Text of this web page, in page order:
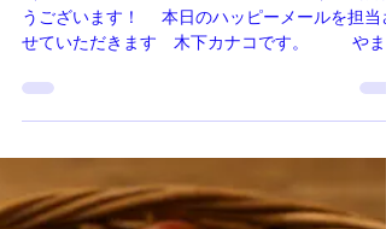
ハッピーメール
「暦は魂磨きのツール」
（文：木下カナコ）
（2025年10月28日配信ハッピーメール） おは
うございます！ 本日のハッピーメールを担当さ
せていただきます 木下カナコです。 やま